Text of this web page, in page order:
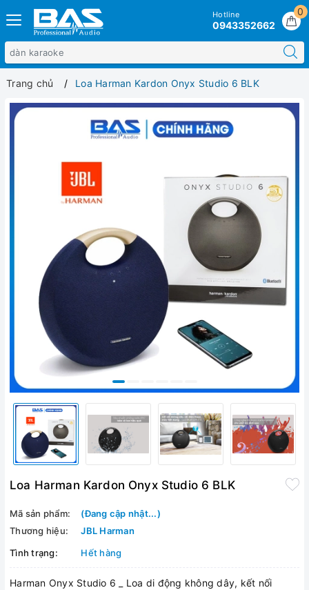
0
Hotline
0943352662
Trang chủ Loa Harman Kardon Onyx Studio 6 BLK
Loa Harman Kardon Onyx Studio 6 BLK
Mã sản phẩm:
(Đang cập nhật...)
Thương hiệu:
JBL Harman
Tình trạng:
Hết hàng
Harman Onyx Studio 6 _ Loa di động không dây, kết nối